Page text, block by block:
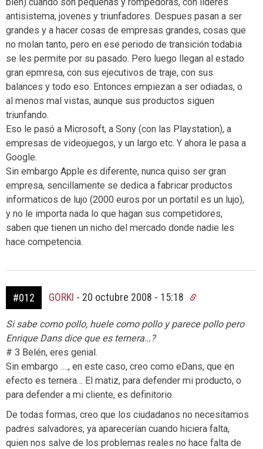
antisistema, jovenes y triunfadores. Despues pasan a ser
grandes y a hacer cosas de empresas grandes, cosas que
no molan tanto, pero en ese periodo de transición todabia
se les permite por su pasado. Pero luego llegan al estado
gran epmresa, con sus ejecutivos de traje, con sus
balances y todo eso. Entonces empiezan a ser odiadas, o
al menos mal vistas, aunque sus productos siguen
triunfando.
Eso le pasó a Microsoft, a Sony (con las Playstation), a
empresas de videojuegos, y un largo etc. Y ahora le pasa a
Google.
Sin embargo Apple es diferente, nunca quiso ser gran
empresa, sencillamente se dedica a fabricar productos
informaticos de lujo (2000 euros por un portatil es un lujo),
y no le importa nada lo que hagan sus competidores,
saben que tienen un nicho del mercado donde nadie les
hace competencia.
#012 GORKI - 20 octubre 2008 - 15:18
Si sabe como pollo, huele como pollo y parece pollo pero
Enrique Dans dice que es ternera…?
# 3 Belén, eres genial.
Sin embargo …., en este caso, creo como eDans, que en
efecto es ternera… El matiz, para defender mi producto, o
para defender a mi cliente, es definitorio.
De todas formas, creo que los ciudadanos no necesitamos
padres salvadores, ya aparecerían cuando hiciera falta,
quien nos salve de los problemas reales no hace falta de